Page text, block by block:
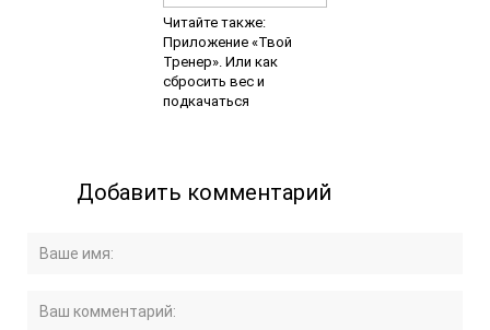
Читайте также:
Приложение «Твой
Тренер». Или как
сбросить вес и
подкачаться
Добавить комментарий